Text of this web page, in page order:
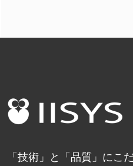
「技術」と「品質」にこ